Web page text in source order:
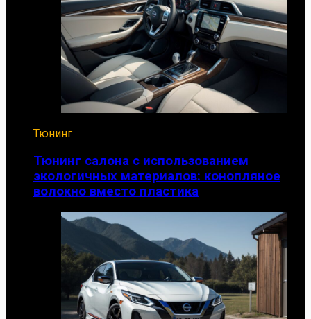
Тюнинг
Тюнинг салона с использованием
экологичных материалов: конопляное
волокно вместо пластика